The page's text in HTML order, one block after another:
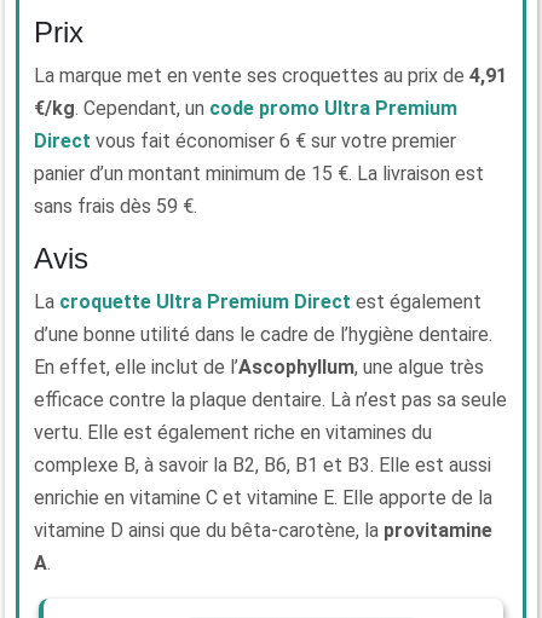
Prix
La marque met en vente ses croquettes au prix de 4,91
€/kg. Cependant, un code promo Ultra Premium
Direct vous fait économiser 6 € sur votre premier
panier d’un montant minimum de 15 €. La livraison est
sans frais dès 59 €.
Avis
La croquette Ultra Premium Direct est également
d’une bonne utilité dans le cadre de l’hygiène dentaire.
En effet, elle inclut de l’Ascophyllum, une algue très
efficace contre la plaque dentaire. Là n’est pas sa seule
vertu. Elle est également riche en vitamines du
complexe B, à savoir la B2, B6, B1 et B3. Elle est aussi
enrichie en vitamine C et vitamine E. Elle apporte de la
vitamine D ainsi que du bêta-carotène, la provitamine
A.